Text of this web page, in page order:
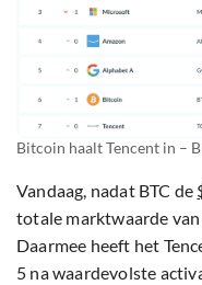
Bitcoin haalt Tencent in –
Vandaag, nadat BTC de
totale marktwaarde
Daarmee heeft het
5 na waardevolste